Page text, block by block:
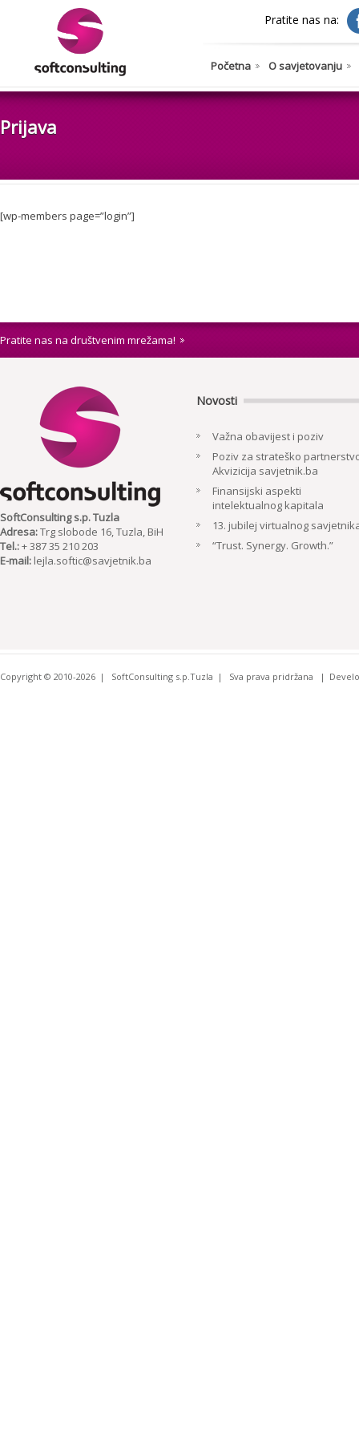
Pratite nas na:
Početna O savjetovanju
Prijava
[wp-members page=”login”]
Pratite nas na društvenim mrežama!
SoftConsulting s.p. Tuzla
Adresa:Trg slobode 16, Tuzla, BiH
Tel.:+ 387 35 210 203
E-mail: lejla.softic@savjetnik.ba
Novosti
Važna obavijest i poziv
Poziv za strateško
Akvizicija savjetnik.ba
Finansijski aspekti
intelektualnog kapitala
13. jubilej virtualnog
“Trust. Synergy. Growth.”
Copyright © 2010-2026 SoftConsulting s.p.Tuzla Sva prava pridržana